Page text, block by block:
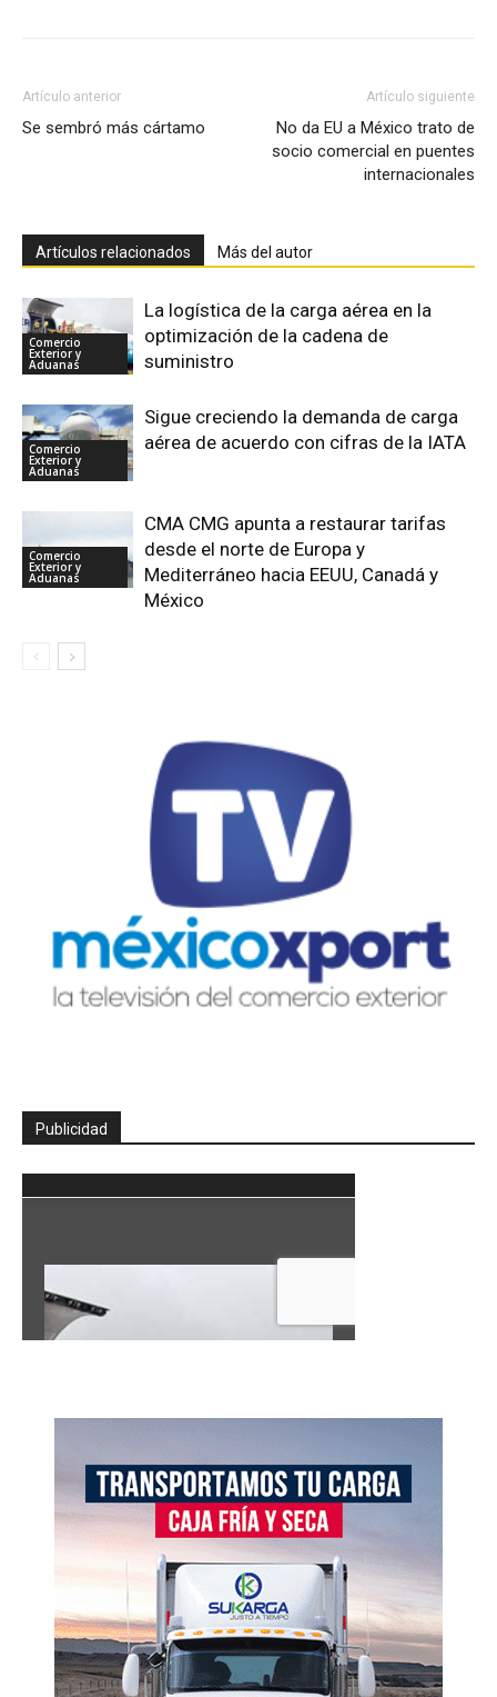
Artículo anterior
Se sembró más cártamo
Artículo siguiente
No da EU a México trato de
socio comercial en puentes
internacionales
Artículos relacionados Más del autor
Comercio
Exterior y
Aduanas
La logística de la carga aérea en la
optimización de la cadena de
suministro
Comercio
Exterior y
Aduanas
Sigue creciendo la demanda de carga
aérea de acuerdo con cifras de la IATA
Comercio
Exterior y
Aduanas
CMA CMG apunta a restaurar tarifas
desde el norte de Europa y
Mediterráneo hacia EEUU, Canadá y
México
Publicidad